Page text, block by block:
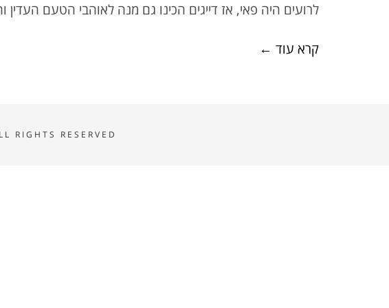
לרועים היה פאי, אז דייגים הכינו גם מנה לאוהבי הטעם
קרא עוד ←
RIGHTS RESERVED